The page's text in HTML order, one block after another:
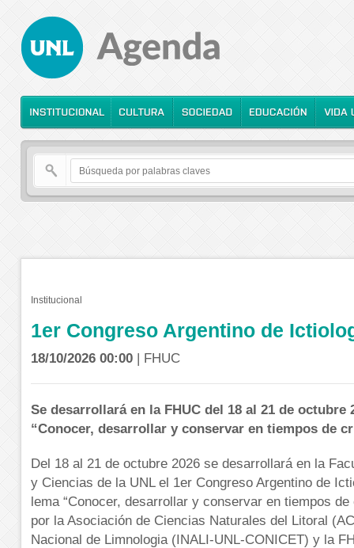
Institucional
1er Congreso Argentino de
18/10/2026 00:00 | FHUC
Se desarrollará en la FHUC del 18 al 21 de octubre
“Conocer, desarrollar y conservar en tiempos de
Del 18 al 21 de octubre 2026 se desarrollará en la
y Ciencias de la UNL el 1er Congreso Argentino de
lema “Conocer, desarrollar y conservar en tiempos
por la Asociación de Ciencias Naturales del Litoral
Nacional de Limnologia (INALI-UNL-CONICET) y la